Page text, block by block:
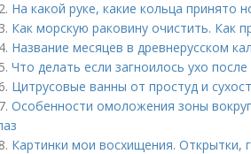
На какой руке, какие кольца принято
Как морскую раковину очистить. Как
Название месяцев в древнерусском
Что делать если загноилось ухо
Цитрусовые ванны от простуд и
Особенности омоложения зоны
Картинки мои восхищения. Открытки,